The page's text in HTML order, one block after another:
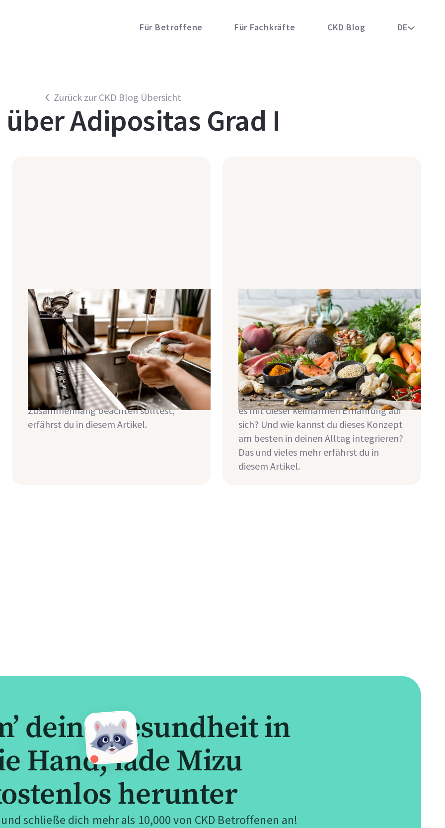
Für Betroffene Für Fachkräfte CKD Blog DE
Zurück zur CKD Blog Übersicht
überAdipositas Grad I
Hygiene in der Küche nach der
Transplantation
Besonders nach der Transplantation
bist du einem erhöhten Infektionsrisiko
ausgesetzt. Aus diesem Grund ist es für
dich extrem wichtig, hohe
Hygienestandards in der Küche
einzuhalten. Was du in diesem
Zusammenhang beachten solltest,
erfährst du in diesem Artikel.
Keimarme Ernährung - so
klappt’s!
Endlich ist die lang ersehnte neue Niere
da. Damit fallen typischerweise ganz
viele Einschränkungen beim Essen weg
und du darfst langfristig in der Regel
auch wieder quasi uneingeschränkt
Flüssigkeit zu dir nehmen. Doch was hat
es mit dieser keimarmen Ernährung auf
sich? Und wie kannst du dieses Konzept
am besten in deinen Alltag integrieren?
Das und vieles mehr erfährst du in
diesem Artikel.
deine Gesundheit in
Hand, lade Mizu
herunter
schließe dich mehr als 10,000 von CKD Betroffenen an!